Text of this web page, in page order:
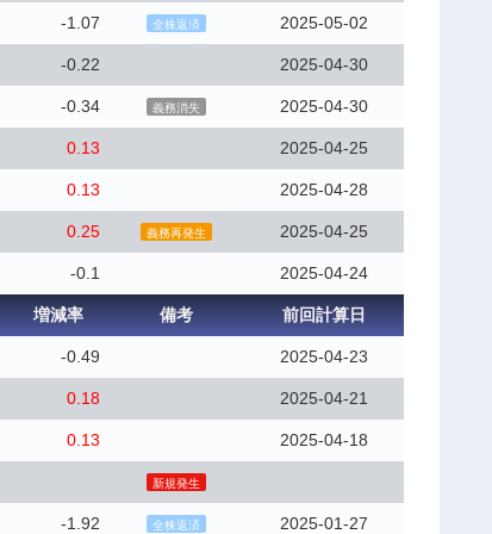
-1.07 全株返済 2025-05-02
-0.22 2025-04-30
-0.34 義務消失 2025-04-30
0.13 2025-04-25
0.13 2025-04-28
0.25 義務再発生 2025-04-25
-0.1 2025-04-24
増減率 備考 前回計算日
-0.49 2025-04-23
0.18 2025-04-21
0.13 2025-04-18
新規発生
-1.92 全株返済 2025-01-27